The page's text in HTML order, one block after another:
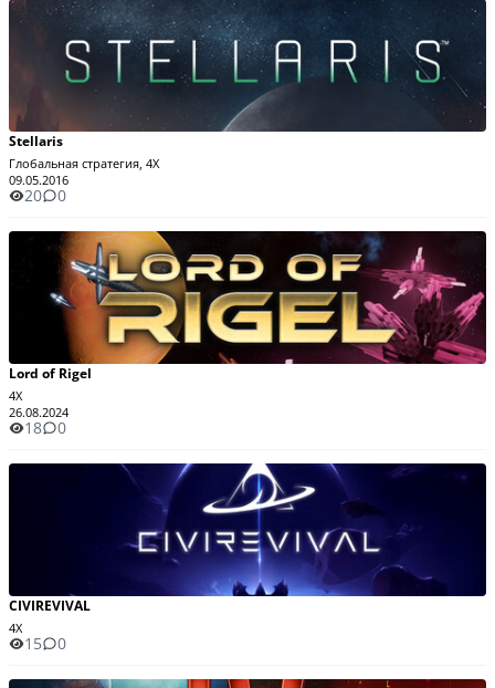
Stellaris
Глобальная стратегия, 4X
09.05.2016
20 0
Lord of Rigel
4X
26.08.2024
18 0
CIVIREVIVAL
4X
15 0